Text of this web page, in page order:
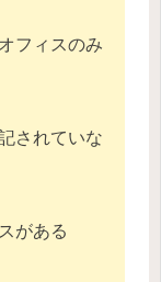
フィスのみ
されていな
がある